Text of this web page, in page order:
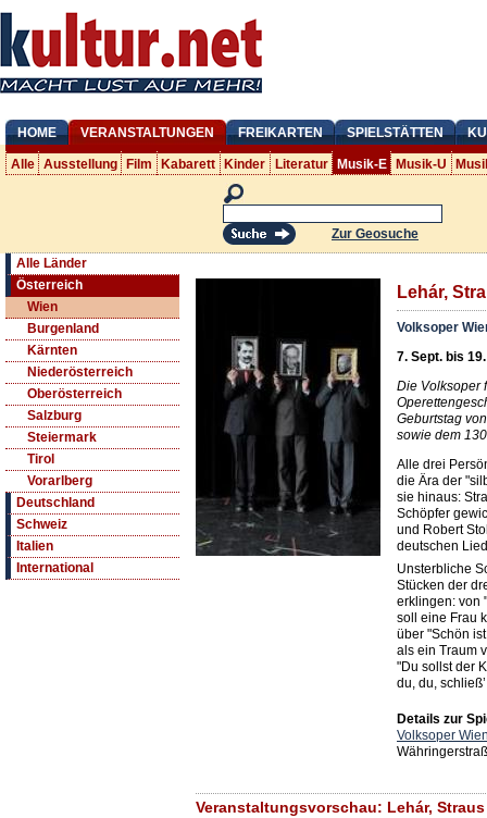
HOME VERANSTALTUNGEN FREIKARTEN SPIELSTÄTTEN
Alle Ausstellung Film Kabarett Kinder Literatur Musik-E Musik-U
Zur Geosuche
Alle Länder
Österreich
Wien
Burgenland
Kärnten
Niederösterreich
Oberösterreich
Salzburg
Steiermark
Tirol
Vorarlberg
Deutschland
Schweiz
Italien
International
Lehár,
Volksoper
7. Sept. bis
Die Volksoper
Geburtstag
sowie dem
Alle drei
die Ära der
sie hinaus:
Schöpfer
und Robert
deutschen
Unsterbliche
Stücken der
erklingen: von
soll eine Frau
über "Schön
als ein Traum
"Du sollst der
du, du,
Details zur
Volksoper
Veranstaltungsvorschau: Lehár,